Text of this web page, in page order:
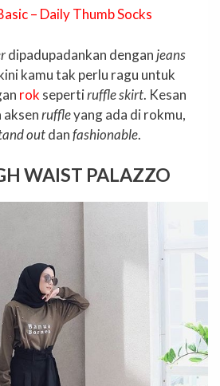
– Daily Thumb Socks
dipadupadankan dengan jeans
kamu tak perlu ragu untuk
rok sepertiruffle skirt. Kesan
ruffleyang ada di rokmu,
outdanfashionable.
WAIST PALAZZO